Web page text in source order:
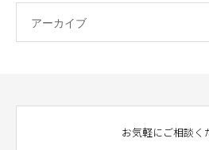
アーカイブ
お気軽にご相談く